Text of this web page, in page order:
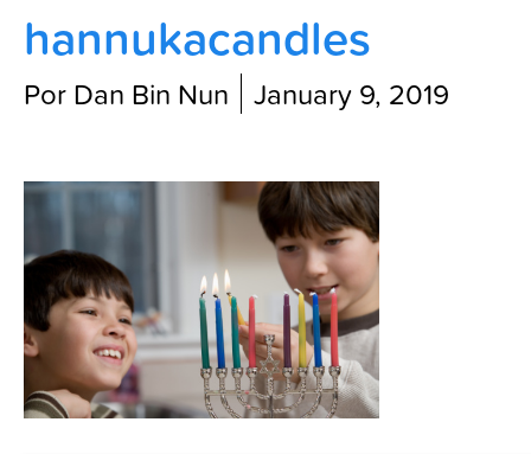
Blog
hannukacandles
Por Dan Bin Nun January 9, 2019